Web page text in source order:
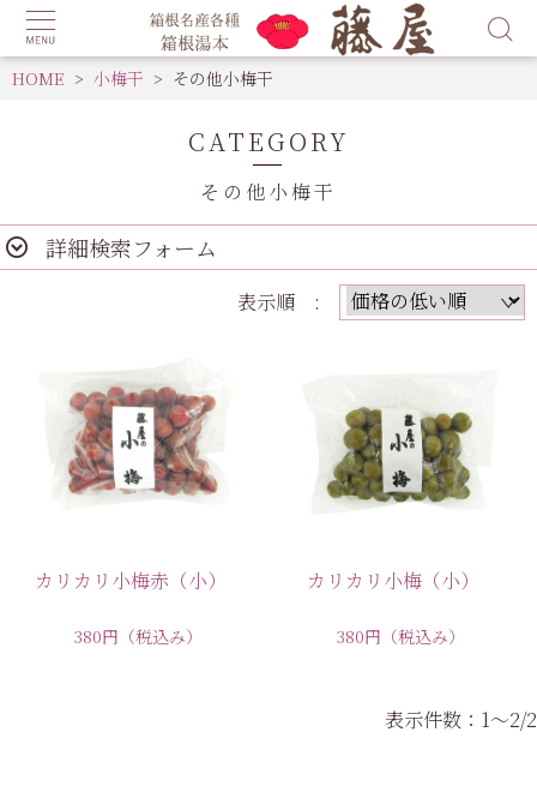
HOME 小梅干 その他小梅干
CATEGORY
その他小梅干
詳細検索フォーム
表示順 :
カリカリ小梅赤（小）
380円 （税込み）
カリカリ小梅（小）
380円 （税込み）
表示件数：1～2/2